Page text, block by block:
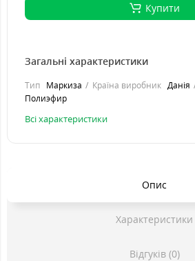
Купити
Загальні характеристики
Тип Маркиза Країна виробник Данія
Полиэфир
Всі характеристики
Опис
Характеристики
Відгуків (0)